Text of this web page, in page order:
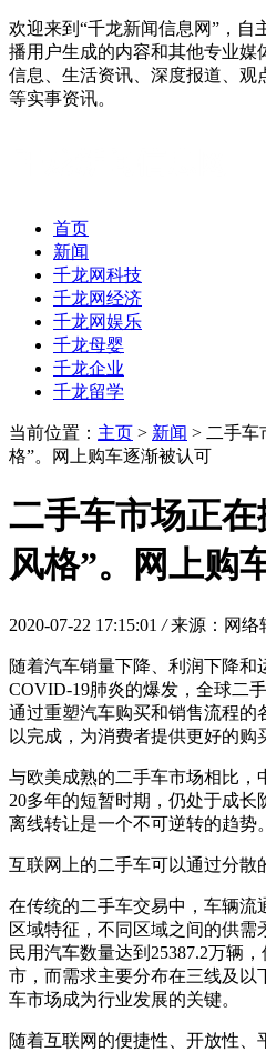
欢迎来到“千龙新闻信息网”，自
播用户生成的内容和其他专业媒
信息、生活资讯、深度报道、观
等实事资讯。
首页
新闻
千龙网科技
千龙网经济
千龙网娱乐
千龙母婴
千龙企业
千龙留学
当前位置： 主页 > 新闻 > 二手车
格”。网上购车逐渐被认可
二手车市场正
风格”。网上购
2020-07-22 17:15:01 / 来源：网络
随着汽车销量下降、利润下降和
COVID-19肺炎的爆发，全球二
通过重塑汽车购买和销售流程的
以完成，为消费者提供更好的购
与欧美成熟的二手车市场相比，
20多年的短暂时期，仍处于成长
离线转让是一个不可逆转的趋势。
互联网上的二手车可以通过分散
在传统的二手车交易中，车辆流
区域特征，不同区域之间的供需
民用汽车数量达到25387.2万辆
市，而需求主要分布在三线及以
车市场成为行业发展的关键。
随着互联网的便捷性、开放性、